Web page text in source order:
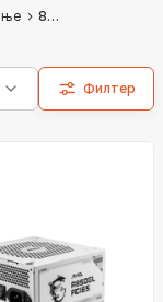
800 W
Филтер